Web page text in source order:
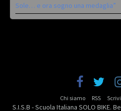
Sole… e ora sogno una medaglia”
Chi siamo RSS
S.I.S.B - Scuola Italiana SOLO BIKE.